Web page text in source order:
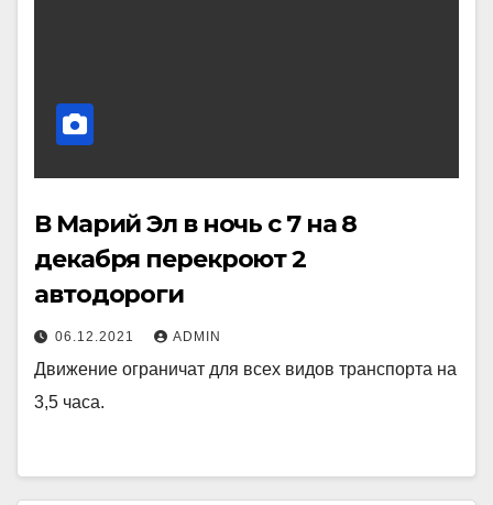
В Марий Эл в ночь с 7 на 8
декабря перекроют 2
автодороги
06.12.2021 ADMIN
Движение ограничат для всех видов транспорта на
3,5 часа.